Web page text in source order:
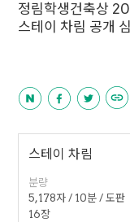
정림학생건축상
스테이 차림 공개
스테이 차림
분량
5,178자 / 10분 / 도판
16장